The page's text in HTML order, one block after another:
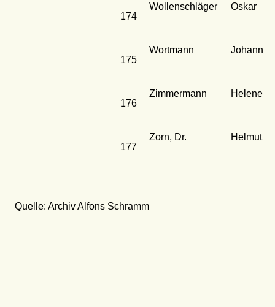
174
Wollenschläger Oskar
175
Wortmann Johann
176
Zimmermann Helene
177
Zorn, Dr. Helmut
Quelle: Archiv Alfons Schramm